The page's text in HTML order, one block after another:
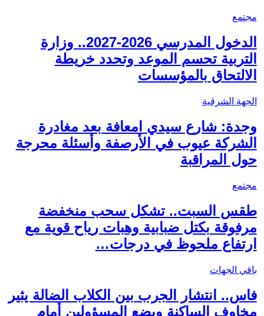
مجتمع
الدخول المدرسي 2026-2027.. وزارة
التربية تحسم الموعد وتحدد خريطة
الالتحاق بالمؤسسات
الجهة الشرقية
وجدة: شارع سيدي امعافة بعد مغادرة
الشركة عيوب في الأرصفة وأسئلة محرجة
حول المراقبة
مجتمع
طقس السبت.. تشكل سحب منخفضة
مرفوقة بكتل ضبابية وهبات رياح قوية مع
ارتفاع ملحوظ في درجات…
باقي الجهات
فاس.. انتشار الجرب بين الكلاب الضالة يثير
مخاوف الساكنة ويضع المسؤولين أمام